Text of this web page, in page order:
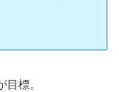
標。